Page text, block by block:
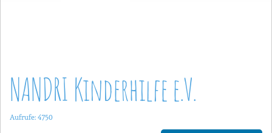
NANDRI Kinderhilfe e.V.
Aufrufe: 4750